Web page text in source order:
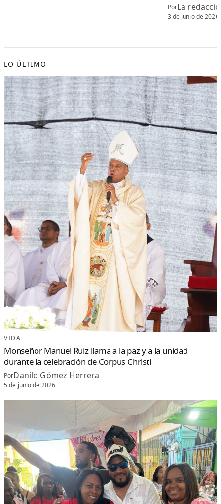
PorLa
3 de junio de 2026
LO ÚLTIMO
VIDA
Monseñor Manuel Ruiz llama a la paz y a la unidad
durante la celebración de Corpus Christi
PorDanilo Gómez Herrera
5 de junio de 2026